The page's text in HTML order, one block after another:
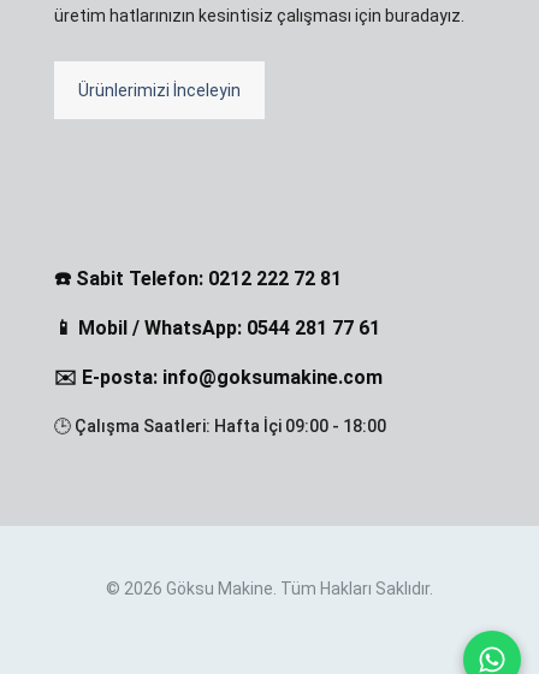
üretim hatlarınızın kesintisiz çalışması için buradayız.
Ürünlerimizi İnceleyin
☎️ Sabit Telefon: 0212 222 72 81
📱 Mobil / WhatsApp: 0544 281 77 61
✉️ E-posta: info@goksumakine.com
🕒 Çalışma Saatleri: Hafta İçi 09:00 - 18:00